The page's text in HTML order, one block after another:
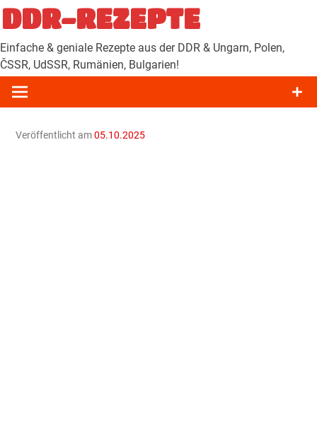
Zum
Inhalt
springen
DDR-REZEPTE
Einfache & geniale Rezepte aus der DDR & Ungarn, Polen,
ČSSR, UdSSR, Rumänien, Bulgarien!
Veröffentlicht am05.10.2025